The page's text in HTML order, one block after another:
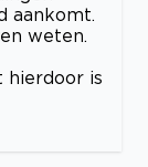
aankomt.
weten.
hierdoor is